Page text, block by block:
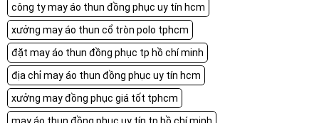
công ty may áo thun đồng phục uy tín hcm
xưởng may áo thun cổ tròn polo tphcm
đặt may áo thun đồng phục tp hồ chí minh
địa chỉ may áo thun đồng phục uy tín hcm
xưởng may đồng phục giá tốt tphcm